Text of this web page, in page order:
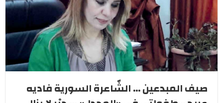
صيف المبدعين ... الشّاعرة السورية فاديه